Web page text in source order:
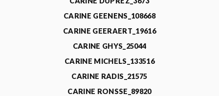
CARINE GEENENS_108668
CARINE GEERAERT_19616
CARINE GHYS_25044
CARINE MICHELS_133516
CARINE RADIS_21575
CARINE RONSSE_89820